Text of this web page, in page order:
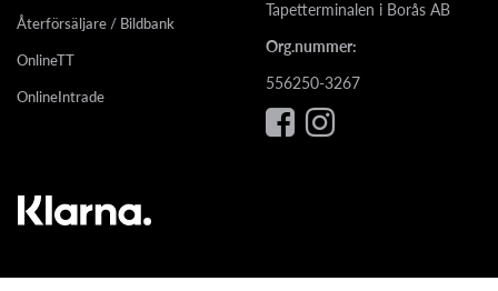
Återförsäljare / Bildbank
OnlineTT
OnlineIntrade
Tapetterminalen i Borås AB
Org.nummer:
556250-3267